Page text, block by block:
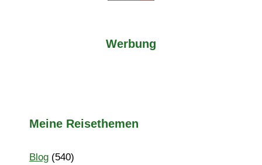
Werbung
Meine Reisethemen
Blog (540)